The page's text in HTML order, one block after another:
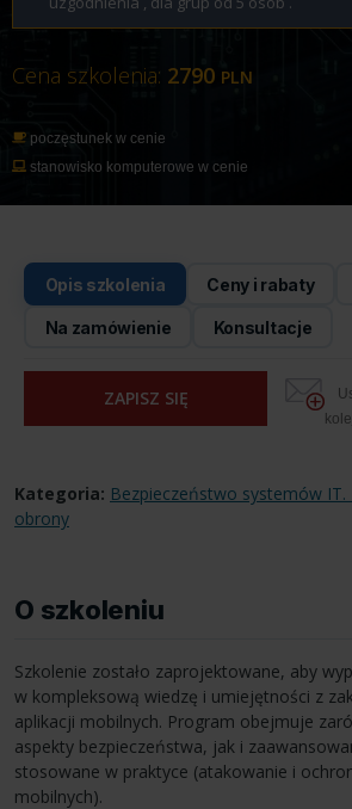
Cena szkolenia: 2790 PLN
poczęstunek w cenie
stanowisko komputerowe w cenie
Opis szkolenia Ceny i rabaty
Na zamówienie Konsultacje
ZAPISZ SIĘ
Kategoria: Bezpieczeństwo systemów
obrony
O szkoleniu
Szkolenie zostało zaprojektowane, aby
w kompleksową wiedzę i umiejętności z
aplikacji mobilnych. Program obejmuje
aspekty bezpieczeństwa, jak i
stosowane w praktyce (atakowanie i
mobilnych).